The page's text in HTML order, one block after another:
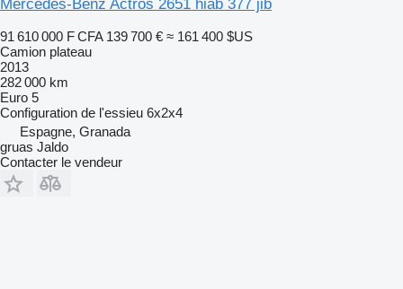
Mercedes-Benz Actros 2651 hiab 377 jib
91 610 000 F CFA 139 700 € ≈ 161 400 $US
Camion plateau
2013
282 000 km
Euro 5
Configuration de l'essieu 6x2x4
Espagne, Granada
gruas Jaldo
Contacter le vendeur